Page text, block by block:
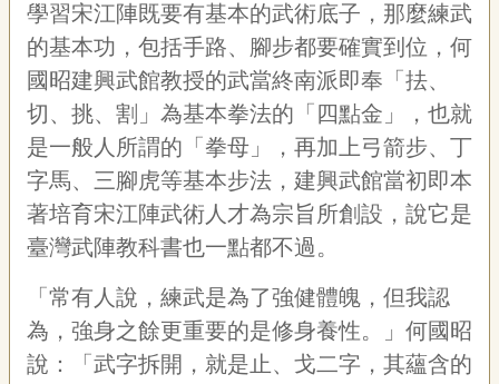
學習宋江陣既要有基本的武術底子，那麼練武
的基本功，包括手路、腳步都要確實到位，何
國昭建興武館教授的武當終南派即奉「抾、
切、挑、割」為基本拳法的「四點金」，也就
是一般人所謂的「拳母」，再加上弓箭步、丁
字馬、三腳虎等基本步法，建興武館當初即本
著培育宋江陣武術人才為宗旨所創設，說它是
臺灣武陣教科書也一點都不過。
「常有人說，練武是為了強健體魄，但我認
為，強身之餘更重要的是修身養性。」何國昭
說：「武字拆開，就是止、戈二字，其蘊含的